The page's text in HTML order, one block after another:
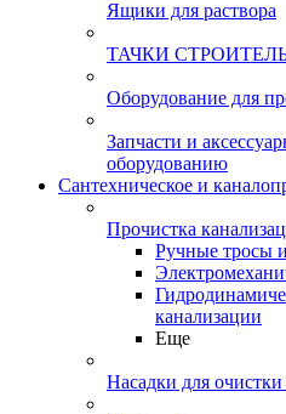
Ящики для раствора
ТАЧКИ
Оборудование для
Запчасти и
оборудованию
Сантехническое и
Прочистка
Ручные тросы
канализации
Еще
Насадки для